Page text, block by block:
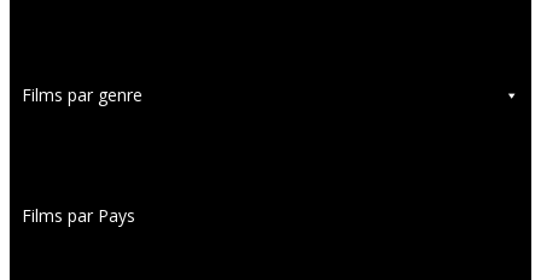
Films par genre
Films par Pays